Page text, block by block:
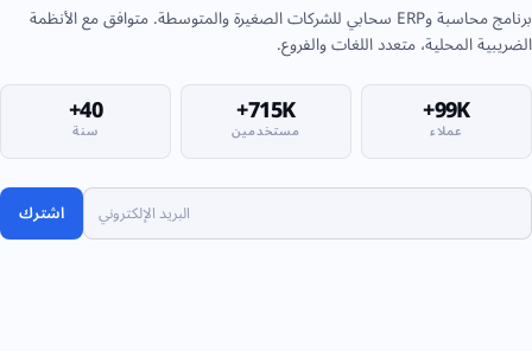
برنامج محاسبة وERP سحابي للشركات الصغيرة والمتوسطة. متوافق مع الأنظمة
المحلية، متعدد اللغات والفروع.
715K+
مستخدمين
اشترك